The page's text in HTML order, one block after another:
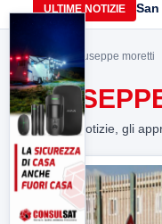
ULTIME NOTIZIE
Home> giuseppe moretti
Tutte le notizie, gli